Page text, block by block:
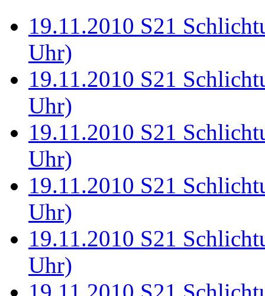
19.11.2010 S21
Uhr)
19.11.2010 S21
Uhr)
19.11.2010 S21
Uhr)
19.11.2010 S21
Uhr)
19.11.2010 S21
Uhr)